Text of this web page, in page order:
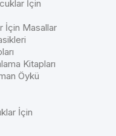
İçin
İçin Masallar
Kitapları
Öykü
İçin